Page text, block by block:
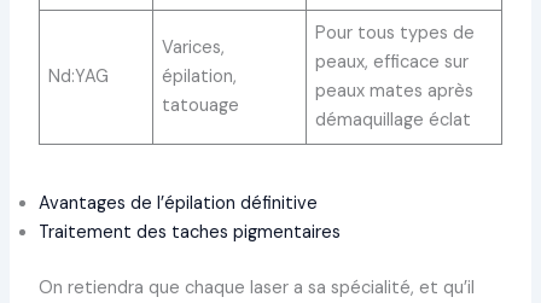
Nd:YAG
Varices,
épilation,
tatouage
Pour tous types de
peaux, efficace sur
peaux mates après
démaquillage éclat
Avantages de l’épilation définitive
Traitement des taches pigmentaires
On retiendra que chaque laser a sa spécialité, et qu’il